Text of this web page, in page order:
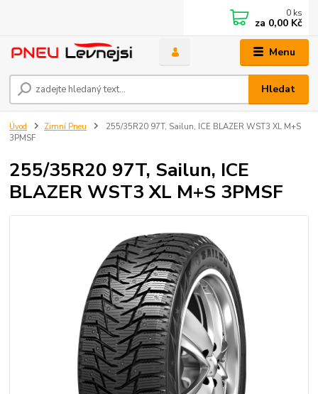
Menu
Hledat
0 ks
za 0,00 Kč
Úvod Zimní Pneu
255/35R20 97T, Sailun, ICE BLAZER WST3 XL M+S
3PMSF
255/35R20 97T, Sailun, ICE
BLAZER WST3 XL M+S 3PMSF